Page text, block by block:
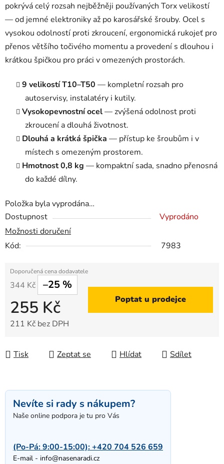
pokrývá celý rozsah nejběžněji používaných Torx velikostí
— od jemné elektroniky až po karosářské šrouby. Ocel s
vysokou odolností proti zkroucení, ergonomická rukojeť pro
přenos většího točivého momentu a provedení s dlouhou i
krátkou špičkou pro práci v omezených prostorách.
9 velikostí T10–T50 — kompletní rozsah pro
autoservisy, instalatéry i kutily.
Vysokopevnostní ocel— zvýšená odolnost proti
zkroucení a dlouhá životnost.
Dlouhá a krátká špička — přístup ke šroubům i v
místech s omezeným prostorem.
Hmotnost 0,8 kg — kompaktní sada, snadno přenosná
do každé dílny.
Položka byla vyprodána…
Dostupnost
Vyprodáno
Možnosti doručení
Kód:
7983
344 Kč –25 %
255 Kč
211 Kč bez DPH
Poptat u prodejce
Tisk Zeptat se Hlídat Sdílet
Nevíte si rady s nákupem?
Naše online podpora je tu pro Vás
(Po-Pá: 9:00-15:00):+420 704 526 659
E-mail - info@nasenaradi.cz